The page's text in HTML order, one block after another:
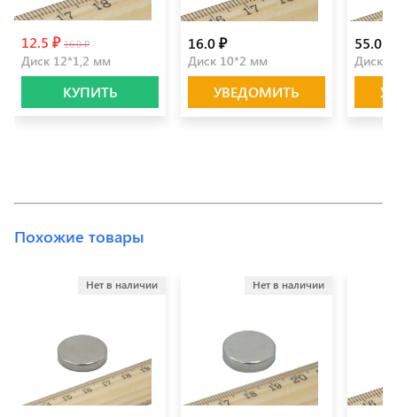
12.5 ₽ 16.0 ₽
Диск 12*1,2 мм
КУПИТЬ
16.0 ₽
Диск 10*2 мм
УВЕДОМИТЬ
55.0 ₽
Диск
Похожие товары
Нет в наличии Нет в наличии